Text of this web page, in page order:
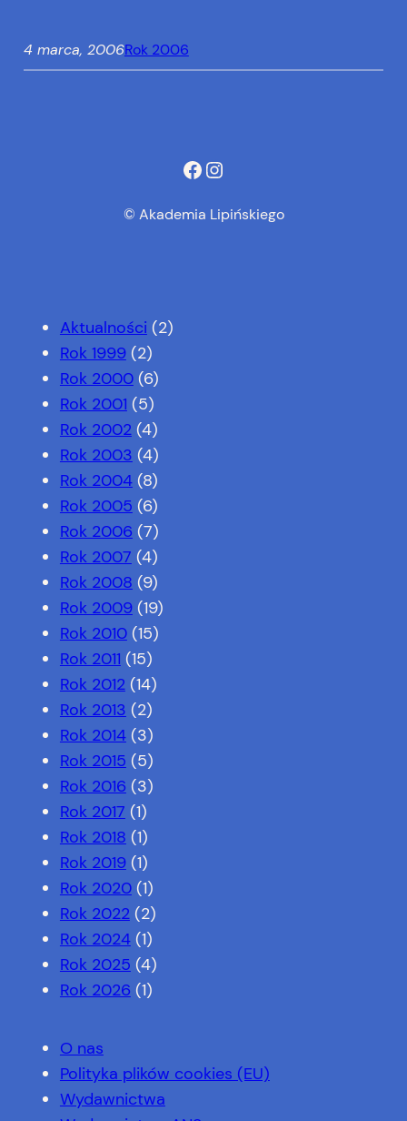
4 marca, 2006Rok 2006
Facebook
Instagram
© Akademia Lipińskiego
Aktualności (2)
Rok 1999(2)
Rok 2000(6)
Rok 2001 (5)
Rok 2002(4)
Rok 2003 (4)
Rok 2004(8)
Rok 2005 (6)
Rok 2006 (7)
Rok 2007 (4)
Rok 2008 (9)
Rok 2009(19)
Rok 2010(15)
Rok 2011 (15)
Rok 2012(14)
Rok 2013 (2)
Rok 2014(3)
Rok 2015 (5)
Rok 2016 (3)
Rok 2017 (1)
Rok 2018 (1)
Rok 2019(1)
Rok 2020(1)
Rok 2022(2)
Rok 2024(1)
Rok 2025 (4)
Rok 2026 (1)
O nas
Polityka plików cookies (EU)
Wydawnictwa